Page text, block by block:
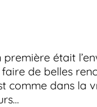
était
de belles
comme dans